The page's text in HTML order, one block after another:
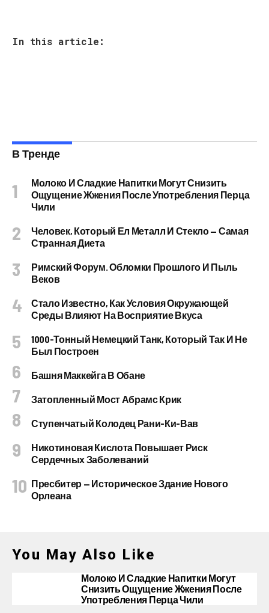
In this article:
В Тренде
Молоко И Сладкие Напитки Могут Снизить
Ощущение Жжения После Употребления Перца
Чили
Человек, Который Ел Металл И Стекло — Самая
Странная Диета
Римский Форум. Обломки Прошлого И Пыль
Веков
Стало Известно, Как Условия Окружающей
Среды Влияют На Восприятие Вкуса
1000-Тонный Немецкий Танк, Который Так И Не
Был Построен
Башня Маккейга В Обане
Затопленный Мост Абрамс Крик
Ступенчатый Колодец Рани-Ки-Вав
Никотиновая Кислота Повышает Риск
Сердечных Заболеваний
Пресбитер — Историческое Здание Нового
Орлеана
You May Also Like
Молоко И Сладкие Напитки Могут
Снизить Ощущение Жжения После
Употребления Перца Чили